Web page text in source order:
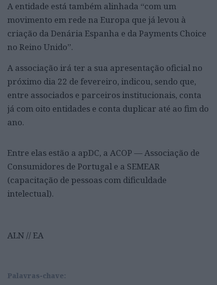
A entidade está também alinhada “com um
movimento em rede na Europa que já levou à
criação da Denária Espanha e da Payments Choice
no Reino Unido”.
A associação irá ter a sua apresentação oficial no
próximo dia 22 de fevereiro, indicou, sendo que,
entre associados e parceiros institucionais, conta
já com oito entidades e conta duplicar até ao fim do
ano.
Entre elas estão a apDC, a ACOP — Associação de
Consumidores de Portugal e a SEMEAR
(capacitação de pessoas com dificuldade
intelectual).
ALN // EA
Palavras-chave: